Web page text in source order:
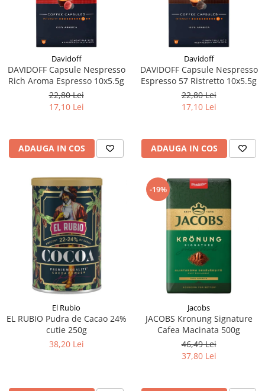
Davidoff
DAVIDOFF Capsule Nespresso
Rich Aroma Espresso 10x5.5g
22,80 Lei
17,10 Lei
ADAUGA IN COS
Davidoff
DAVIDOFF Capsule Nespresso
Espresso 57 Ristretto 10x5.5g
22,80 Lei
17,10 Lei
ADAUGA IN COS
El Rubio
EL RUBIO Pudra de Cacao 24%
cutie 250g
38,20 Lei
-19%
Jacobs
JACOBS Kronung Signature
Cafea Macinata 500g
46,49 Lei
37,80 Lei